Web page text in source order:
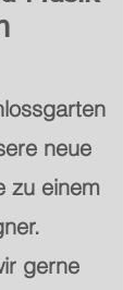
neue
zu einem
gerne